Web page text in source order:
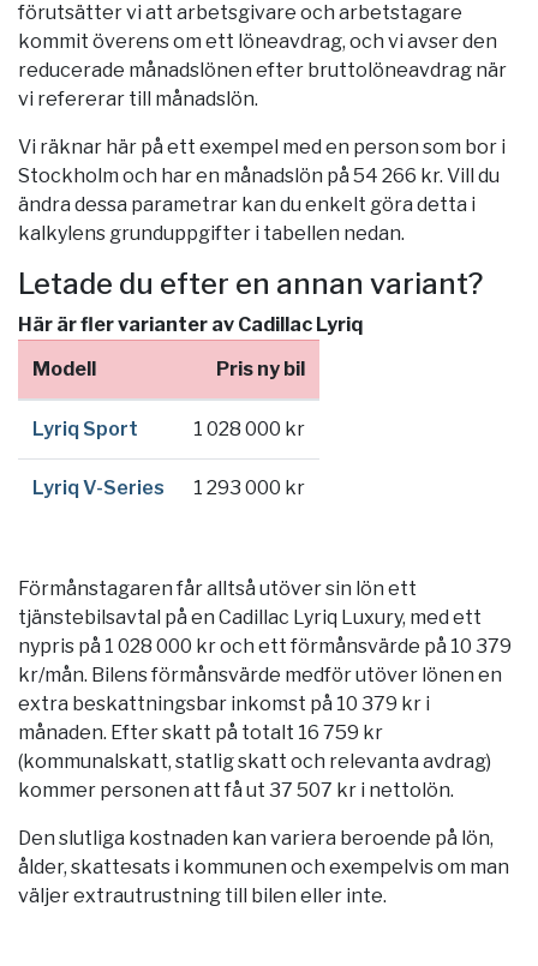
förutsätter vi att arbetsgivare och arbetstagare
kommit överens om ett löneavdrag, och vi avser den
reducerade månadslönen efter bruttolöneavdrag när
vi refererar till månadslön.
Vi räknar här på ett exempel med en person som bor i
Stockholm och har en månadslön på 54 266 kr. Vill du
ändra dessa parametrar kan du enkelt göra detta i
kalkylens grunduppgifter i tabellen nedan.
Letade du efter en annan variant?
Här är fler varianter av Cadillac Lyriq
Modell
Pris ny bil
Lyriq Sport 1 028 000 kr
Lyriq V-Series 1 293 000 kr
Förmånstagaren får alltså utöver sin lön ett
tjänstebilsavtal på en Cadillac Lyriq Luxury, med ett
nypris på 1 028 000 kr och ett förmånsvärde på 10 379
kr/mån. Bilens förmånsvärde medför utöver lönen en
extra beskattningsbar inkomst på 10 379 kr i
månaden. Efter skatt på totalt 16 759 kr
(kommunalskatt, statlig skatt och relevanta avdrag)
kommer personen att få ut 37 507 kr i nettolön.
Den slutliga kostnaden kan variera beroende på lön,
ålder, skattesats i kommunen och exempelvis om man
väljer extrautrustning till bilen eller inte.